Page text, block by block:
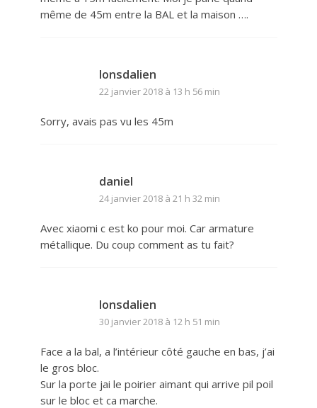
même de 45m entre la BAL et la maison ….
lonsdalien
22 janvier 2018 à 13 h 56 min
Sorry, avais pas vu les 45m
daniel
24 janvier 2018 à 21 h 32 min
Avec xiaomi c est ko pour moi. Car armature
métallique. Du coup comment as tu fait?
lonsdalien
30 janvier 2018 à 12 h 51 min
Face a la bal, a l’intérieur côté gauche en bas, j’ai
le gros bloc.
Sur la porte jai le poirier aimant qui arrive pil poil
sur le bloc et ca marche.